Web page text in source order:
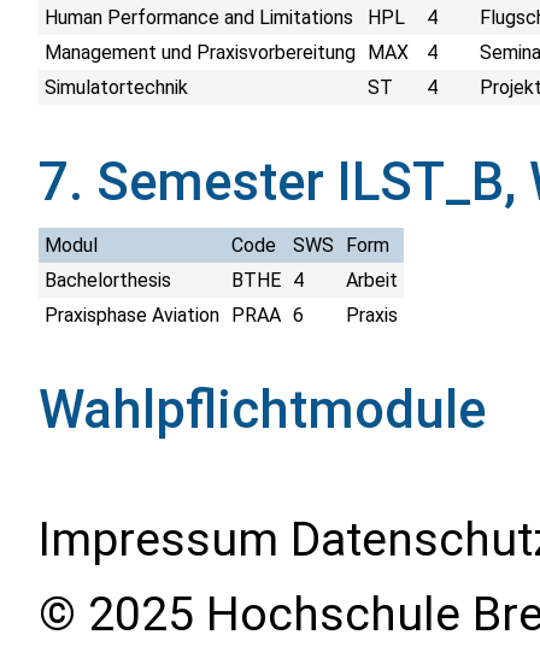
Human Performance and Limitations
HPL 4
Management und Praxisvorbereitung MAX 4
Simulatortechnik
ST 4
7. Semester
Modul Code SWS
Form
Bachelorthesis
BTHE 4
Arbeit
Praxisphase Aviation
PRAA 6 Praxis
Wahlpflichtmodule
Impressum
© 2025 Hochschule